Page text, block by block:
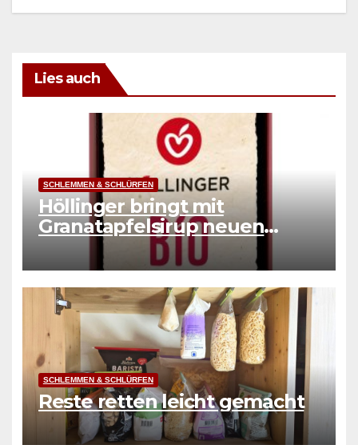
Lies auch
SCHLEMMEN & SCHLÜRFEN
Höllinger bringt mit
Granatapfelsirup neuen
Genuss
SCHLEMMEN & SCHLÜRFEN
Reste retten leicht gemacht